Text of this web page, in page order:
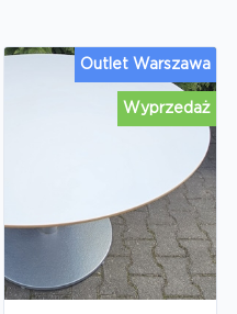
Wyprzedaż
Outlet Warszawa